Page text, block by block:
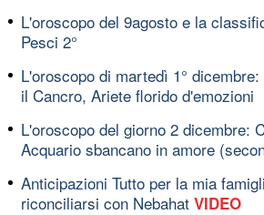
L'oroscopo del 9agosto e la
Pesci 2°
L'oroscopo di martedì 1°
il Cancro, Ariete florido d'emozioni
L'oroscopo del giorno 2 dicembre:
Acquario sbancano in amore
Anticipazioni Tutto per la mia
riconciliarsi con Nebahat VIDEO